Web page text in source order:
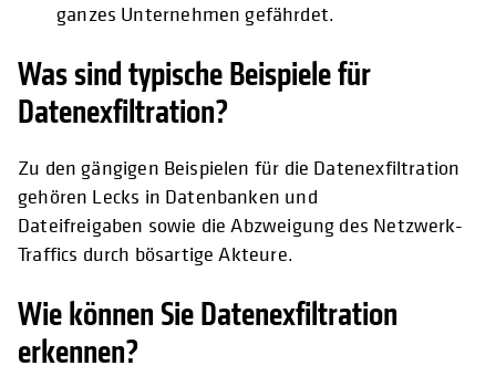
ganzes Unternehmen gefährdet.
Was sind typische Beispiele für
Datenexfiltration?
Zu den gängigen Beispielen für die Datenexfiltration
gehören Lecks in Datenbanken und
Dateifreigaben sowie die Abzweigung des Netzwerk-
Traffics durch bösartige Akteure.
Wie können Sie Datenexfiltration
erkennen?